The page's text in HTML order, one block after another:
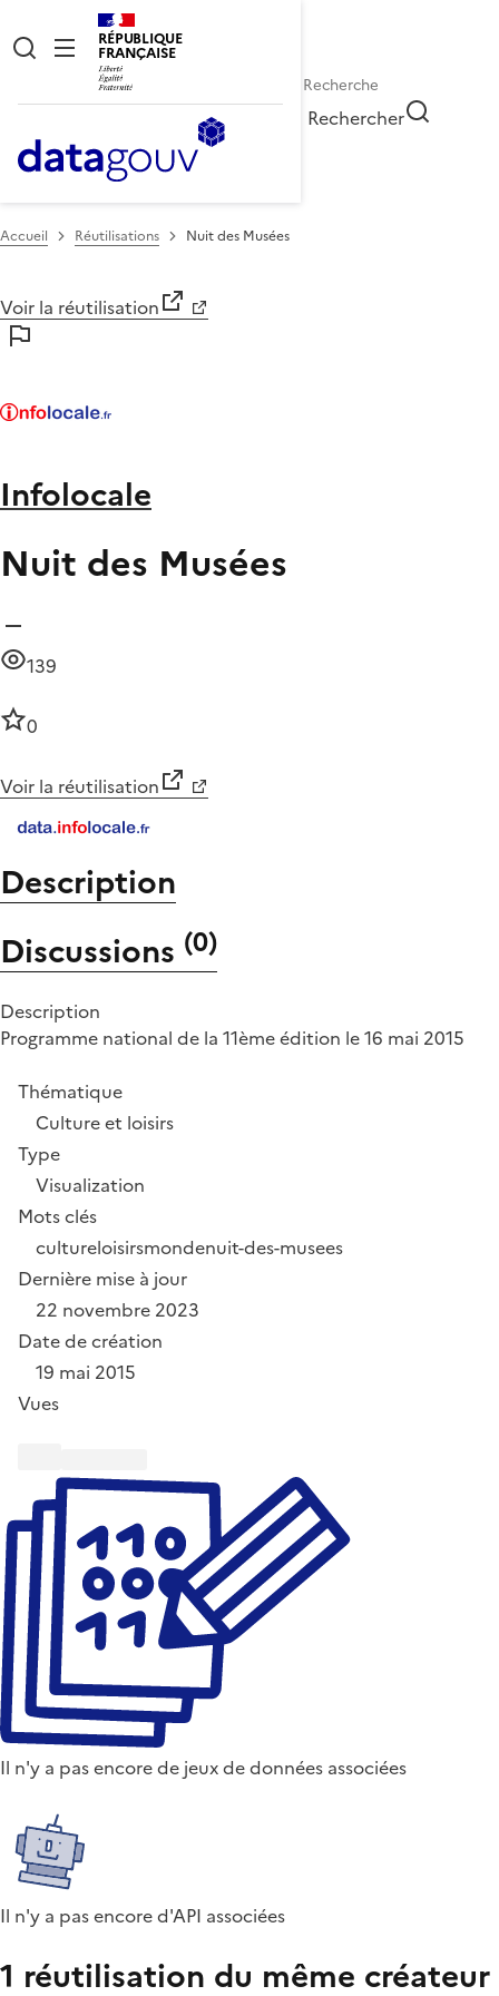
RÉPUBLIQUE
FRANÇAISE
Rechercher
Accueil Réutilisations Nuit des Musées
Voir la réutilisation
Infolocale
Nuit des Musées
139
0
Voir la réutilisation
Description
Discussions (0)
Description
Programme national de la 11ème édition le 16 mai 2015
Thématique
Culture et loisirs
Type
Visualization
Mots clés
cultureloisirsmondenuit-des-musees
Dernière mise à jour
22 novembre 2023
Date de création
19 mai 2015
Vues
Il n'y a pas encore de jeux de données associées
Il n'y a pas encore d'API associées
1 réutilisation du même créateur